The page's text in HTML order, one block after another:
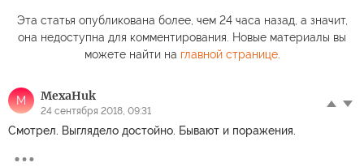
Эта статья опубликована более, чем 24 часа назад, а значит,
она недоступна для комментирования. Новые материалы вы
можете найти на главной странице.
M MexaHuk
24 сентября 2018, 09:31
Смотрел. Выглядело достойно. Бывают и поражения.